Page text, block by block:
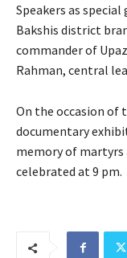
Speakers as
Bakshis district
commander of
Rahman, central
On the occasion of
documentary
memory of martyrs
celebrated at 9 pm.